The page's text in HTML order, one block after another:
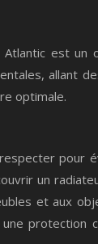
Atlantic
allant
optimale.
un
et aux